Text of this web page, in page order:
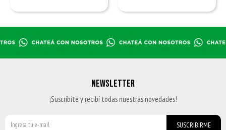
NEWSLETTER
¡Suscribite y recibí todas nuestras novedades!
SUSCRIBIRME